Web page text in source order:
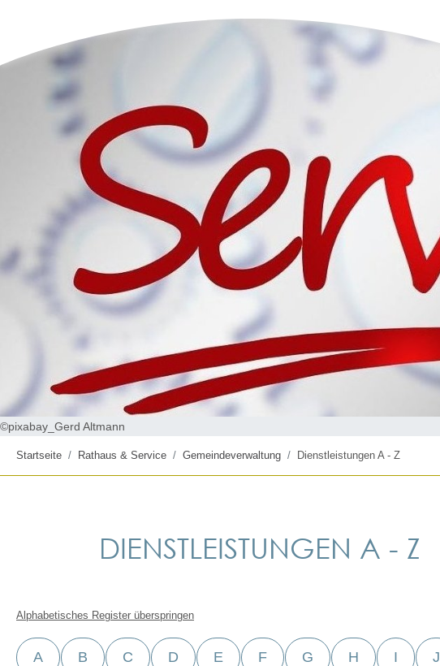
©pixabay_Gerd Altmann
Startseite Rathaus & Service Gemeindeverwaltung Dienstleistungen A - Z
DIENSTLEISTUNGEN A - Z
Alphabetisches Register überspringen
A B C D E F G H I J